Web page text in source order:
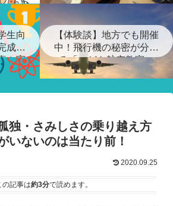
生向
成度
ぶ実
【体験談】地方でも開催
中！飛行機の秘密が分か
る「こども航空教室」
独・さみしさの乗り越え方
いないのは当たり前！
2020.09.25
の記事は約3分で読めます。